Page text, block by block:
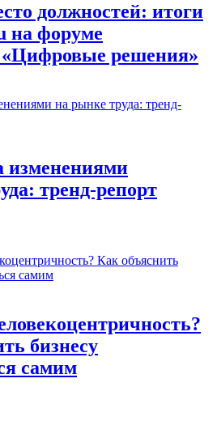
должностей: итоги
на форуме
решения»
изменениями
тренд-репорт
бизнесу
самим